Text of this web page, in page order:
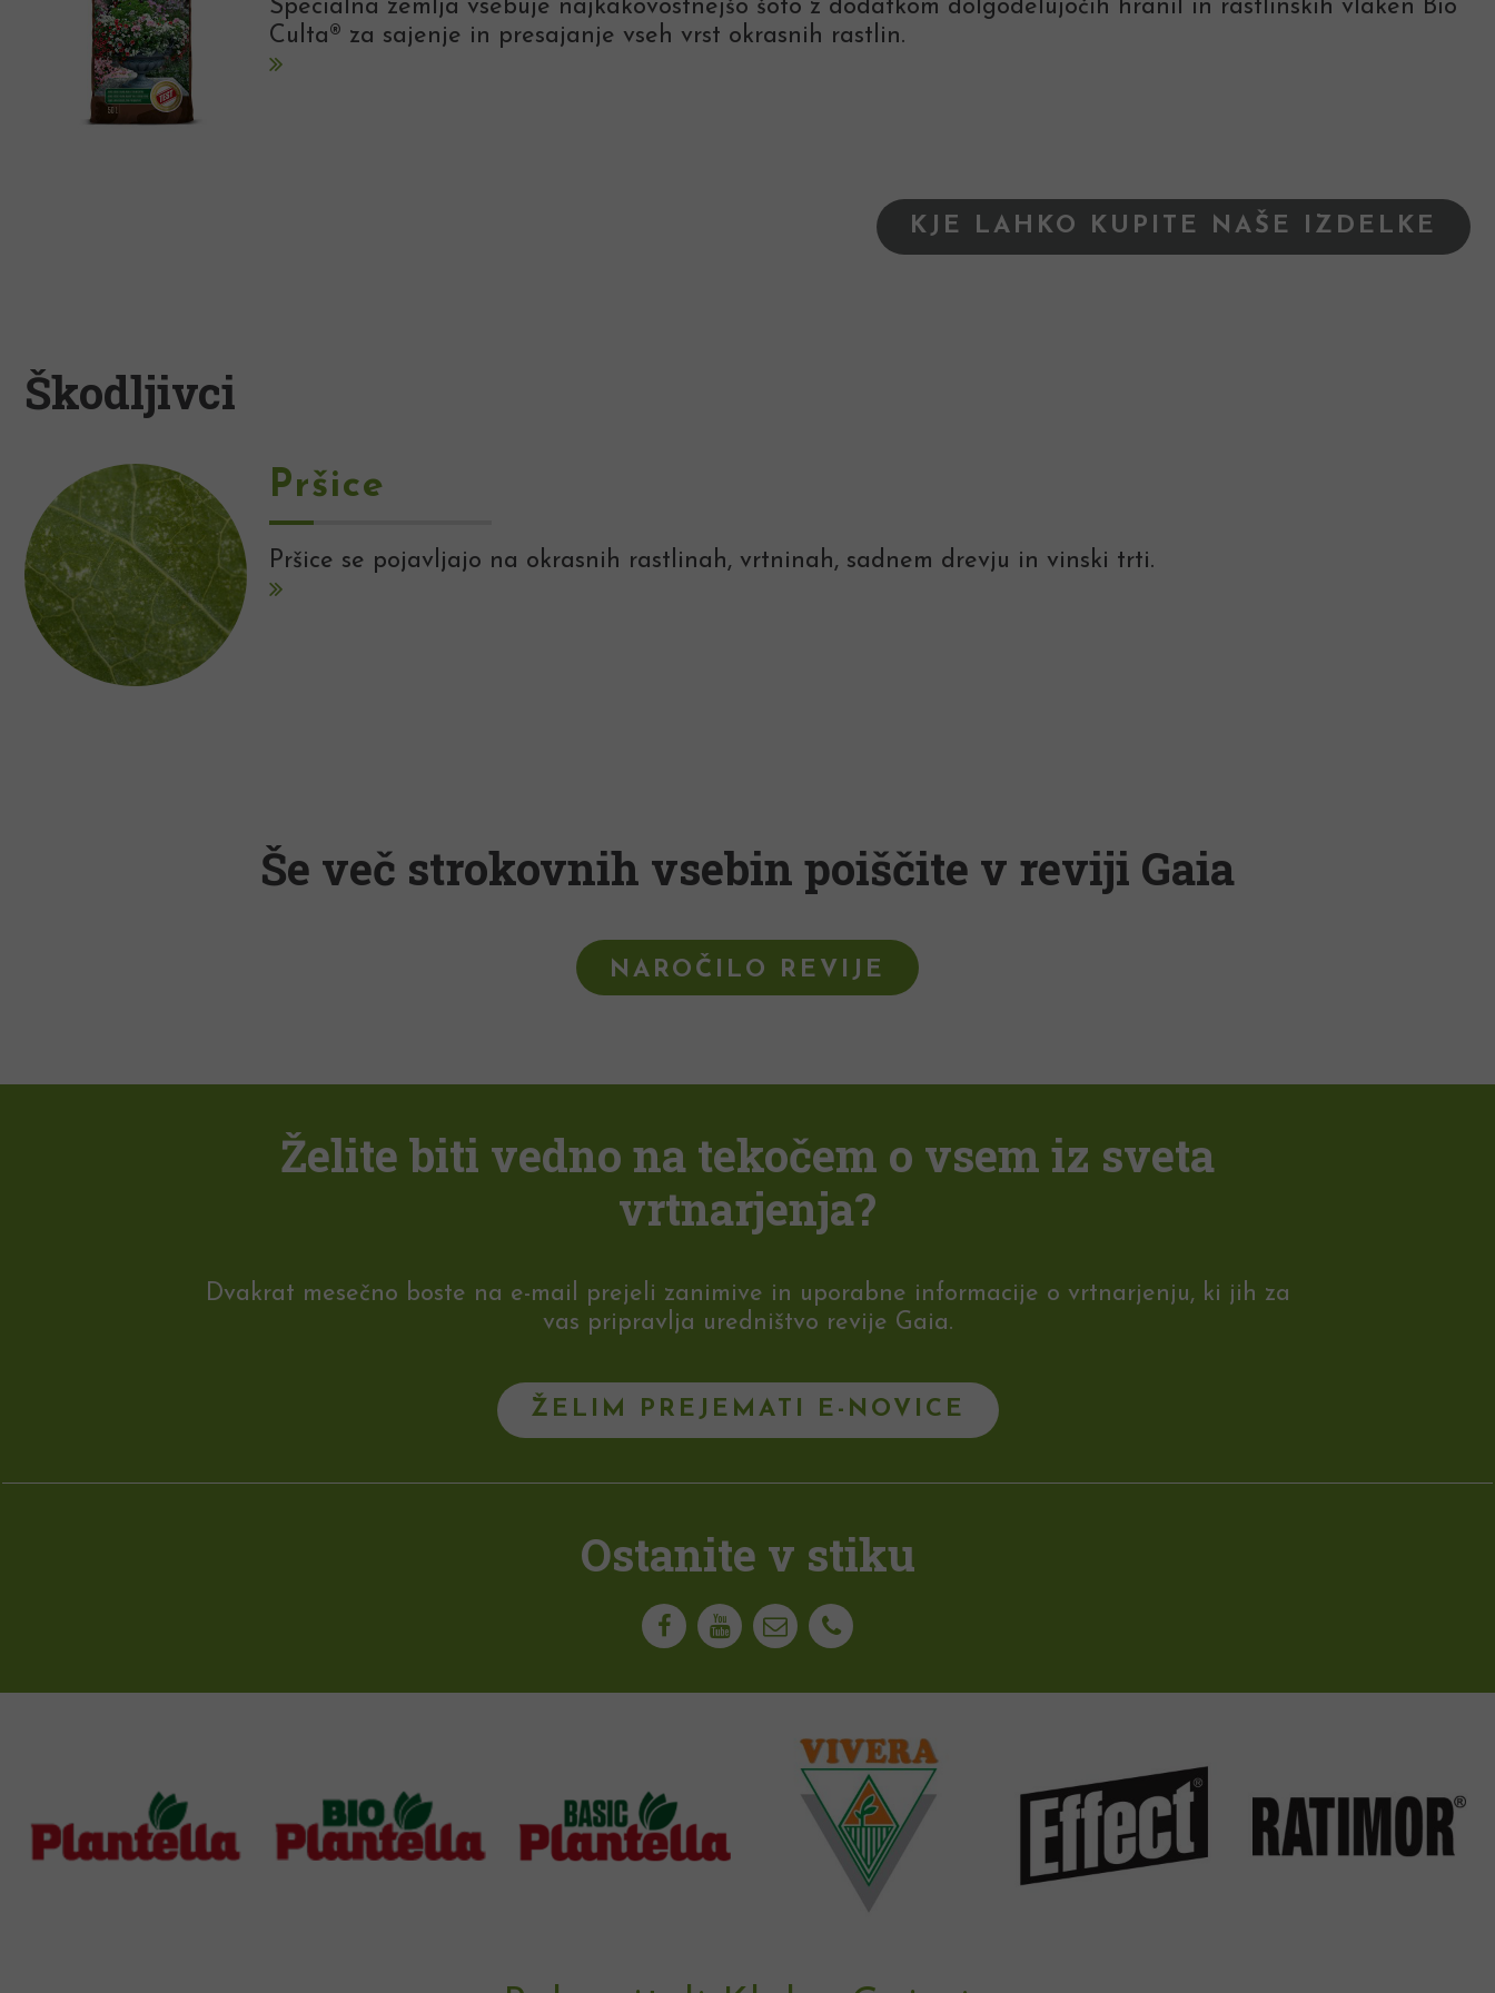
Specialna zemlja vsebuje najkakovostnejšo šoto z dodatkom dolgodelujočih hranil in rastlinskih vlaken Bio
Culta® za sajenje in presajanje vseh vrst okrasnih rastlin.
KJE LAHKO KUPITE NAŠE IZDELKE
Škodljivci
Pršice
Pršice se pojavljajo na okrasnih rastlinah, vrtninah, sadnem drevju in vinski trti.
Še več strokovnih vsebin poiščite v reviji Gaia
NAROČILO REVIJE
Želite biti vedno na tekočem o vsem iz sveta
vrtnarjenja?
Dvakrat mesečno boste na e-mail prejeli zanimive in uporabne informacije o vrtnarjenju, ki jih za
vas pripravlja uredništvo revije Gaia.
ŽELIM PREJEMATI E-NOVICE
Ostanite v stiku